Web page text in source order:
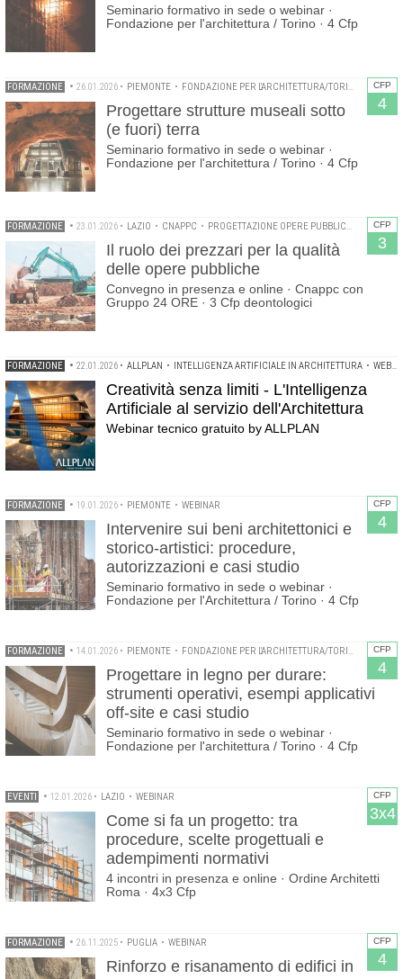
Seminario formativo in sede o webinar ·
Fondazione per l'architettura / Torino · 4 Cfp
CFP
4
FORMAZIONE • 26.01.2026 • PIEMONTE • FONDAZIONE PER L'ARCHITETTURA/TORINO
Progettare strutture museali sotto
(e fuori) terra
Seminario formativo in sede o webinar ·
Fondazione per l'architettura / Torino · 4 Cfp
CFP
3
FORMAZIONE • 23.01.2026 • LAZIO • CNAPPC • PROGETTAZIONE OPERE PUBBLICHE
Il ruolo dei prezzari per la qualità
delle opere pubbliche
Convegno in presenza e online · Cnappc con
Gruppo 24 ORE · 3 Cfp deontologici
FORMAZIONE • 22.01.2026 • ALLPLAN • INTELLIGENZA ARTIFICIALE IN ARCHITETTURA • WEBINAR
Creatività senza limiti - L'Intelligenza
Artificiale al servizio dell'Architettura
Webinar tecnico gratuito by ALLPLAN
CFP
4
FORMAZIONE • 19.01.2026 • PIEMONTE • WEBINAR
Intervenire sui beni architettonici e
storico-artistici: procedure,
autorizzazioni e casi studio
Seminario formativo in sede o webinar ·
Fondazione per l'Architettura / Torino · 4 Cfp
CFP
4
FORMAZIONE • 14.01.2026 • PIEMONTE • FONDAZIONE PER L'ARCHITETTURA/TORINO
Progettare in legno per durare:
strumenti operativi, esempi applicativi
off-site e casi studio
Seminario formativo in sede o webinar ·
Fondazione per l'architettura / Torino · 4 Cfp
CFP
3x4
EVENTI • 12.01.2026 • LAZIO • WEBINAR
Come si fa un progetto: tra
procedure, scelte progettuali e
adempimenti normativi
4 incontri in presenza e online · Ordine Architetti
Roma · 4x3 Cfp
CFP
4
FORMAZIONE • 26.11.2025 • PUGLIA • WEBINAR
Rinforzo e risanamento di edifici in